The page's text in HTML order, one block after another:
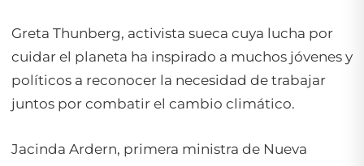
Greta Thunberg, activista sueca cuya lucha por
cuidar el planeta ha inspirado a muchos jóvenes y
políticos a reconocer la necesidad de trabajar
juntos por combatir el cambio climático.
Jacinda Ardern, primera ministra de Nueva